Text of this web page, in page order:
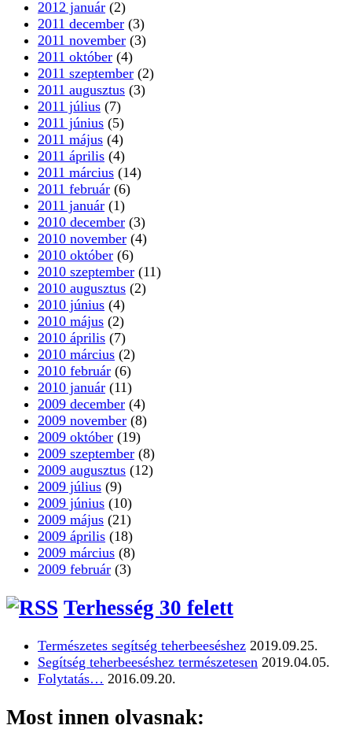
2012 január (2)
2011 december (3)
2011 november (3)
2011 október (4)
2011 szeptember (2)
2011 augusztus (3)
2011 július (7)
2011 június (5)
2011 május (4)
2011 április (4)
2011 március (14)
2011 február (6)
2011 január (1)
2010 december (3)
2010 november (4)
2010 október (6)
2010 szeptember (11)
2010 augusztus (2)
2010 június (4)
2010 május (2)
2010 április (7)
2010 március (2)
2010 február (6)
2010 január (11)
2009 december (4)
2009 november (8)
2009 október (19)
2009 szeptember (8)
2009 augusztus (12)
2009 július (9)
2009 június (10)
2009 május (21)
2009 április (18)
2009 március (8)
2009 február (3)
Terhesség 30 felett
Természetes segítség teherbeeséshez 2019.09.25.
Segítség teherbeeséshez természetesen 2019.04.05.
Folytatás… 2016.09.20.
Most innen olvasnak: